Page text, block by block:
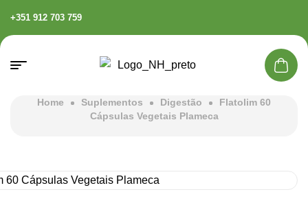
+351 912 703 759
Home Suplementos Digestão
Flatolim 60
Cápsulas Vegetais Plameca